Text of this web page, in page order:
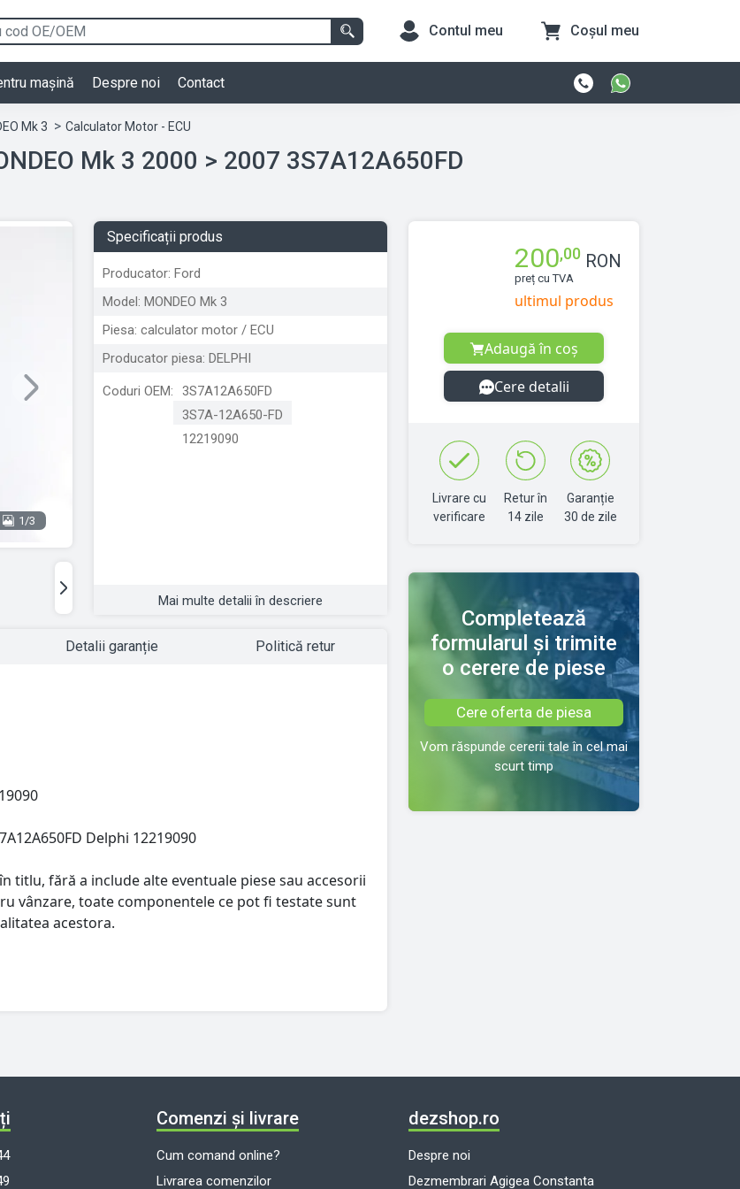
Contul meu Coșul meu
mașină Despre noi Contact
Mk 3 Calculator Motor - ECU
Mk 3 2000 > 2007 3S7A12A650FD
Next
1/3
Specificații produs
Producator: Ford
Model: MONDEO Mk 3
Piesa: calculator motor / ECU
Producator piesa: DELPHI
Coduri OEM:
3S7A12A650FD
3S7A-12A650-FD
12219090
Mai multe detalii în descriere
Detalii garanție Politică retur
Delphi 12219090
titlu, fără a include alte eventuale piese sau accesorii
vânzare, toate componentele ce pot fi testate sunt
acestora.
200,00 RON
preț cu TVA
ultimul produs
Adaugă în coș
Cere detalii
Livrare cu
verificare
Retur în
14 zile
Garanție
30 de zile
Completează
formularul și trimite
o cerere de piese
Cere oferta de piesa
Vom răspunde cererii tale în cel mai
scurt timp
Comenzi și livrare
Cum comand online?
Livrarea comenzilor
dezshop.ro
Despre noi
Dezmembrari Agigea Constanta